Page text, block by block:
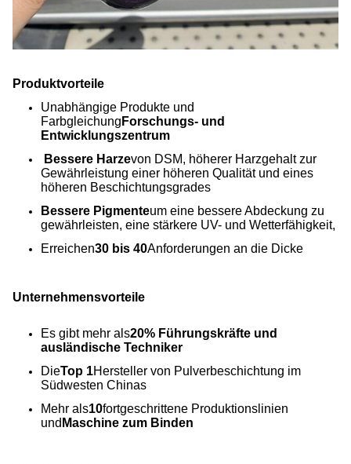
Produktvorteile
Unabhängige Produkte und
Farbgleichung Forschungs- und
Entwicklungszentrum
Bessere Harzevon DSM, höherer Harzgehalt zur
Gewährleistung einer höheren Qualität und eines
höheren Beschichtungsgrades
Bessere Pigmenteum eine bessere Abdeckung zu
gewährleisten, eine stärkere UV- und Wetterfähigkeit,
Erreichen30 bis 40Anforderungen an die Dicke
Unternehmensvorteile
Es gibt mehr als20% Führungskräfte und
ausländische Techniker
DieTop 1Hersteller von Pulverbeschichtung im
Südwesten Chinas
Mehr als10fortgeschrittene Produktionslinien
und Maschine zum Binden